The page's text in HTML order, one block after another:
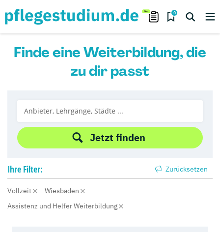
0
Finde eine Weiterbildung, die
zu dir passt
Jetzt finden
Ihre Filter: Zurücksetzen
Vollzeit
Wiesbaden
Assistenz und Helfer Weiterbildung